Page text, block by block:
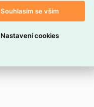
Souhlasím se vším
Nastavení cookies